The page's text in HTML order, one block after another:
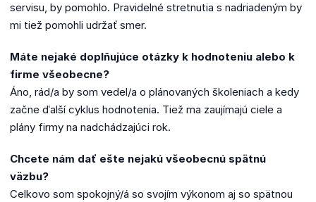
servisu, by pomohlo. Pravidelné stretnutia s nadriadeným by
mi tiež pomohli udržať smer.
Máte nejaké doplňujúce otázky k hodnoteniu alebo k
firme všeobecne?
Áno, rád/a by som vedel/a o plánovaných školeniach a kedy
začne ďalší cyklus hodnotenia. Tiež ma zaujímajú ciele a
plány firmy na nadchádzajúci rok.
Chcete nám dať ešte nejakú všeobecnú spätnú
väzbu?
Celkovo som spokojný/á so svojím výkonom aj so spätnou